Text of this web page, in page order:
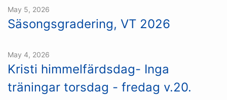
May 5, 2026
Säsongsgradering, VT 2026
May 4, 2026
Kristi himmelfärdsdag- Inga
träningar torsdag - fredag v.20.